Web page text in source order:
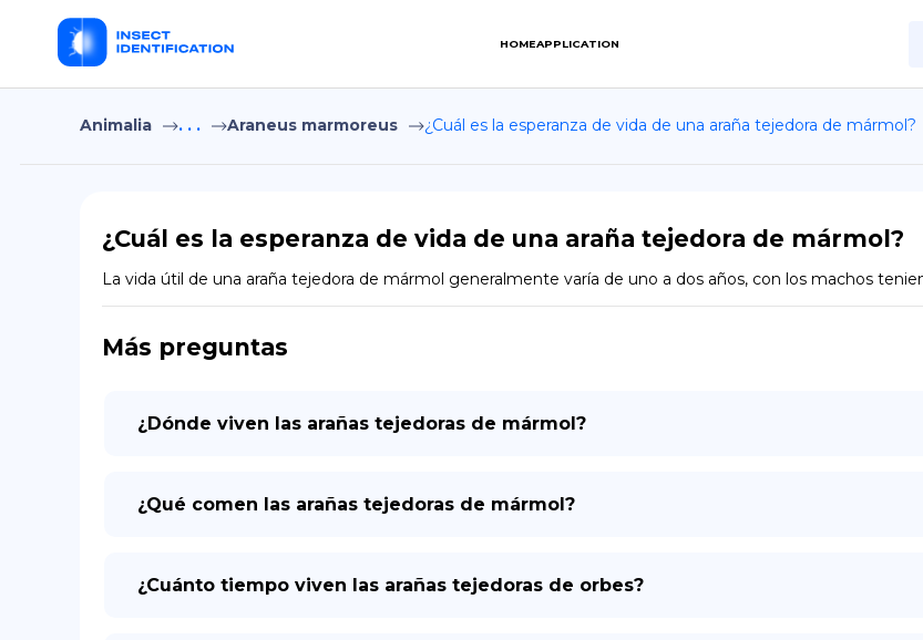
HOMEAPPLICATION
Home
Terms of Use
Privacy Policy
Animalia . . . Araneus marmoreus ¿Cuál es la esperanza de vida de una araña tejedora de mármol?
¿Cuál es la esperanza de vida de una araña tejedora de mármol?
La vida útil de una araña tejedora de mármol generalmente varía de uno a dos años, con los machos
Más preguntas
¿Dónde viven las arañas tejedoras de mármol?
¿Qué comen las arañas tejedoras de mármol?
¿Cuánto tiempo viven las arañas tejedoras de orbes?